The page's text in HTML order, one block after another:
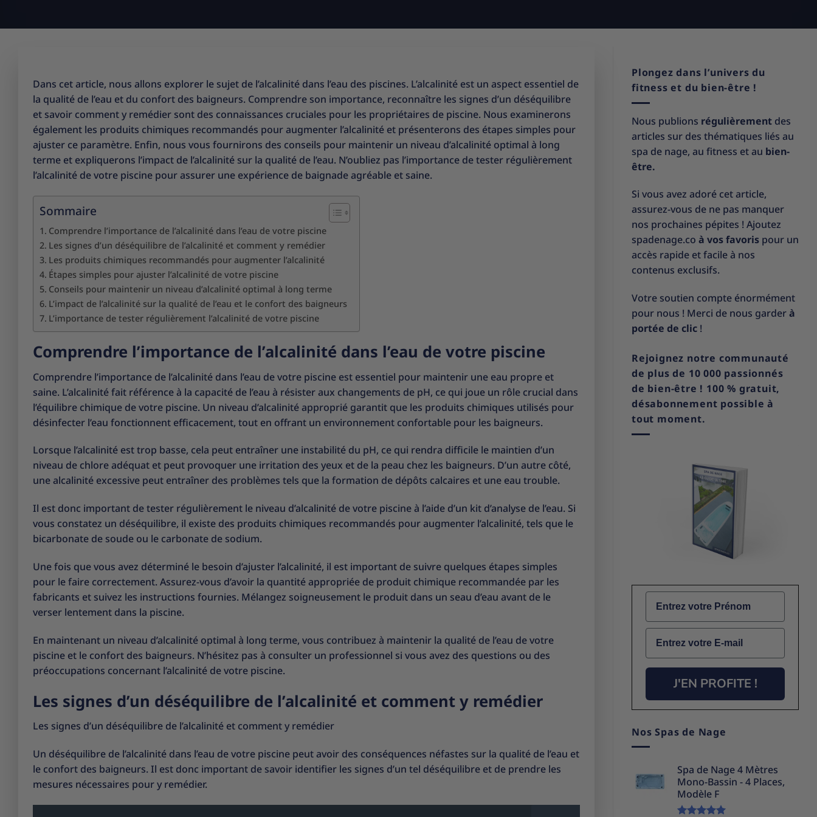
Dans cet article, nous allons explorer le sujet de l’alcalinité dans l’eau des piscines. L’alcalinité est un aspect essentiel de
la qualité de l’eau et du confort des baigneurs. Comprendre son importance, reconnaître les signes d’un déséquilibre
et savoir comment y remédier sont des connaissances cruciales pour les propriétaires de piscine. Nous examinerons
également les produits chimiques recommandés pour augmenter l’alcalinité et présenterons des étapes simples pour
ajuster ce paramètre. Enfin, nous vous fournirons des conseils pour maintenir un niveau d’alcalinité optimal à long
terme et expliquerons l’impact de l’alcalinité sur la qualité de l’eau. N’oubliez pas l’importance de tester régulièrement
l’alcalinité de votre piscine pour assurer une expérience de baignade agréable et saine.
Sommaire
Comprendre l’importance de l’alcalinité dans l’eau de votre piscine
Les signes d’un déséquilibre de l’alcalinité et comment y remédier
Les produits chimiques recommandés pour augmenter l’alcalinité
Étapes simples pour ajuster l’alcalinité de votre piscine
Conseils pour maintenir un niveau d’alcalinité optimal à long terme
L’impact de l’alcalinité sur la qualité de l’eau et le confort des baigneurs
L’importance de tester régulièrement l’alcalinité de votre piscine
Comprendre l’importance de l’alcalinité dans l’eau de votre piscine
Comprendre l’importance de l’alcalinité dans l’eau de votre piscine est essentiel pour maintenir une eau propre et
saine. L’alcalinité fait référence à la capacité de l’eau à résister aux changements de pH, ce qui joue un rôle crucial dans
l’équilibre chimique de votre piscine. Un niveau d’alcalinité approprié garantit que les produits chimiques utilisés pour
désinfecter l’eau fonctionnent efficacement, tout en offrant un environnement confortable pour les baigneurs.
Lorsque l’alcalinité est trop basse, cela peut entraîner une instabilité du pH, ce qui rendra difficile le maintien d’un
niveau de chlore adéquat et peut provoquer une irritation des yeux et de la peau chez les baigneurs. D’un autre côté,
une alcalinité excessive peut entraîner des problèmes tels que la formation de dépôts calcaires et une eau trouble.
Il est donc important de tester régulièrement le niveau d’alcalinité de votre piscine à l’aide d’un kit d’analyse de l’eau. Si
vous constatez un déséquilibre, il existe des produits chimiques recommandés pour augmenter l’alcalinité, tels que le
bicarbonate de soude ou le carbonate de sodium.
Une fois que vous avez déterminé le besoin d’ajuster l’alcalinité, il est important de suivre quelques étapes simples
pour le faire correctement. Assurez-vous d’avoir la quantité appropriée de produit chimique recommandée par les
fabricants et suivez les instructions fournies. Mélangez soigneusement le produit dans un seau d’eau avant de le
verser lentement dans la piscine.
En maintenant un niveau d’alcalinité optimal à long terme, vous contribuez à maintenir la qualité de l’eau de votre
piscine et le confort des baigneurs. N’hésitez pas à consulter un professionnel si vous avez des questions ou des
préoccupations concernant l’alcalinité de votre piscine.
Les signes d’un déséquilibre de l’alcalinité et comment y remédier
Les signes d’un déséquilibre de l’alcalinité et comment y remédier
Un déséquilibre de l’alcalinité dans l’eau de votre piscine peut avoir des conséquences néfastes sur la qualité de l’eau et
le confort des baigneurs. Il est donc important de savoir identifier les signes d’un tel déséquilibre et de prendre les
mesures nécessaires pour y remédier.
Plongez dans l’univers du
fitness et du bien-être !
Nous publions régulièrement des
articles sur des thématiques liés au
spa de nage, au fitness et au bien-
être.
Si vous avez adoré cet article,
assurez-vous de ne pas manquer
nos prochaines pépites ! Ajoutez
spadenage.co à vos favoris pour un
accès rapide et facile à nos
contenus exclusifs.
Votre soutien compte énormément
pour nous ! Merci de nous garderà
portée de clic !
Rejoignez notre communauté
de plus de 10 000 passionnés
de bien-être ! 100 % gratuit,
désabonnement possible à
tout moment.
Name
Email
J'EN PROFITE !
Nos Spas de Nage
Spa de Nage 4 Mètres
Mono-Bassin - 4 Places,
Modèle F